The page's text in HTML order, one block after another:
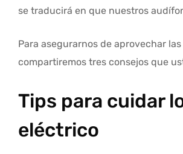
se traducirá en que nuestros
Para asegurarnos de aprovechar
compartiremos tres consejos que
Tips para cuidar
eléctrico